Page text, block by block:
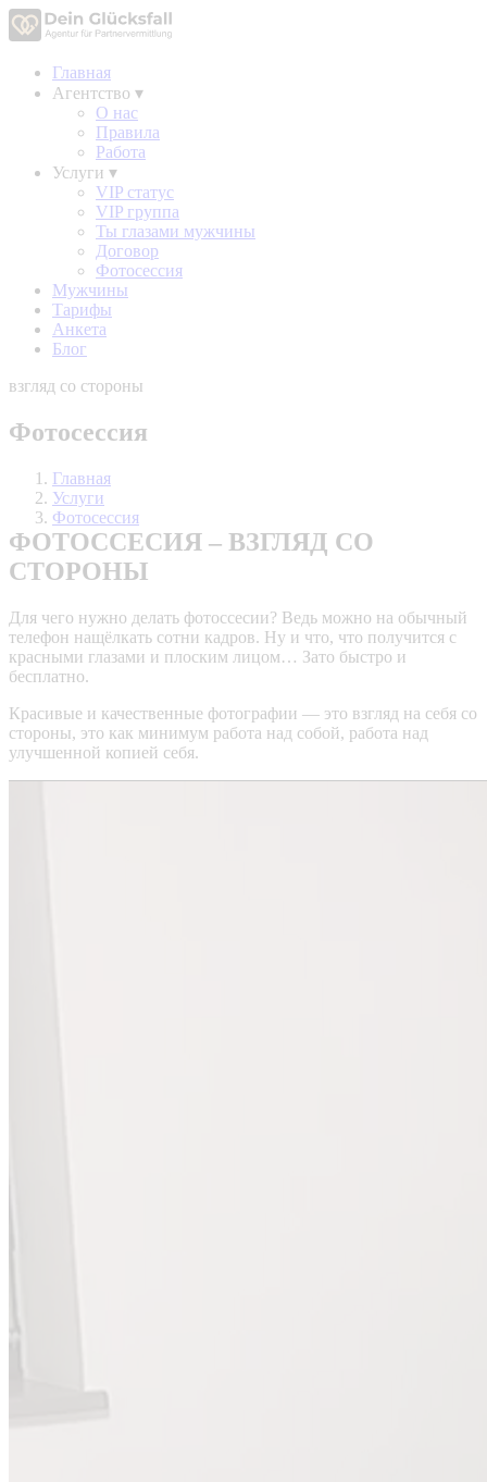
Главная
Агентство ▾
О нас
Правила
Работа
Услуги ▾
VIP статус
VIP группа
Ты глазами мужчины
Договор
Фотосессия
Мужчины
Тарифы
Анкета
Блог
взгляд со стороны
Фотосессия
Главная
Услуги
Фотосессия
ФОТОССЕСИЯ – ВЗГЛЯД СО
СТОРОНЫ
Для чего нужно делать фотоссесии? Ведь можно на обычный
телефон нащёлкать сотни кадров. Ну и что, что получится с
красными глазами и плоским лицом… Зато быстро и
бесплатно.
Красивые и качественные фотографии — это взгляд на себя со
стороны, это как минимум работа над собой, работа над
улучшенной копией себя.